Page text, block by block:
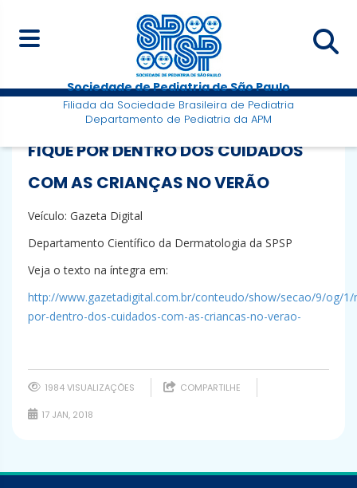
Sociedade de Pediatria de São Paulo
Filiada da Sociedade Brasileira de Pediatria
Departamento de Pediatria da APM
FIQUE POR DENTRO DOS CUIDADOS
COM AS CRIANÇAS NO VERÃO
Veículo: Gazeta Digital
Departamento Científico da Dermatologia da SPSP
Veja o texto na íntegra em:
http://www.gazetadigital.com.br/conteudo/show/secao/9/og/
por-dentro-dos-cuidados-com-as-criancas-no-verao-
1984 VISUALIZAÇÕES COMPARTILHE
17 JAN, 2018